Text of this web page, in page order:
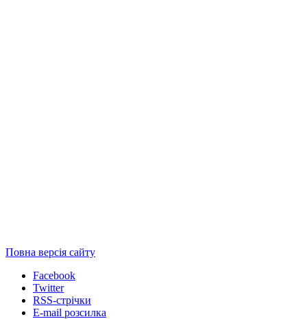
Повна версія сайту
Facebook
Twitter
RSS-стрічки
E-mail розсилка